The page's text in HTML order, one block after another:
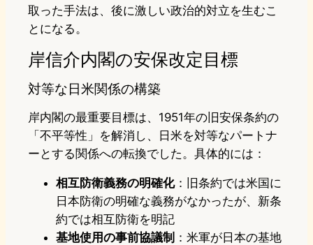
取った手法は、後に激しい政治的対立を生むこ
とになる。
岸信介内閣の安保改定目標
対等な日米関係の構築
岸内閣の最重要目標は、1951年の旧安保条約の
「不平等性」を解消し、日米を対等なパートナ
ーとする関係への転換でした。具体的には：
相互防衛義務の明確化：旧条約では米国に
日本防衛の明確な義務がなかったが、新条
約では相互防衛を明記
基地使用の事前協議制 ：米軍が日本の基地